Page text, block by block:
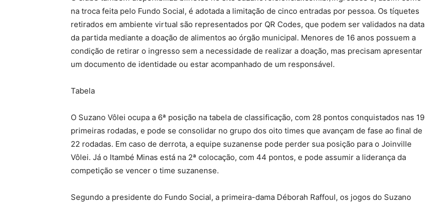
na troca feita pelo Fundo Social, é adotada a limitação de cinco entradas por pessoa. Os tíquetes
retirados em ambiente virtual são representados por QR Codes, que podem ser validados na data
da partida mediante a doação de alimentos ao órgão municipal. Menores de 16 anos possuem a
condição de retirar o ingresso sem a necessidade de realizar a doação, mas precisam apresentar
um documento de identidade ou estar acompanhado de um responsável.
Tabela
O Suzano Vôlei ocupa a 6ª posição na tabela de classificação, com 28 pontos conquistados nas 19
primeiras rodadas, e pode se consolidar no grupo dos oito times que avançam de fase ao final de
22 rodadas. Em caso de derrota, a equipe suzanense pode perder sua posição para o Joinville
Vôlei. Já o Itambé Minas está na 2ª colocação, com 44 pontos, e pode assumir a liderança da
competição se vencer o time suzanense.
Segundo a presidente do Fundo Social, a primeira-dama Déborah Raffoul, os jogos do Suzano